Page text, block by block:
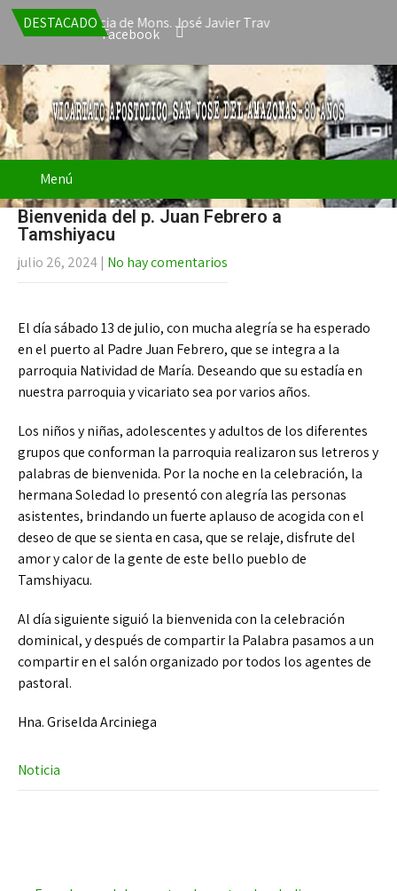
DESTACADO
la renuncia de Mons. José Javier Travieso como Vicario
Facebook
Menú
Bienvenida del p. Juan Febrero a
Tamshiyacu
julio 26, 2024 | No hay comentarios
El día sábado 13 de julio, con mucha alegría se ha esperado
en el puerto al Padre Juan Febrero, que se integra a la
parroquia Natividad de María. Deseando que su estadía en
nuestra parroquia y vicariato sea por varios años.
Los niños y niñas, adolescentes y adultos de los diferentes
grupos que conforman la parroquia realizaron sus letreros y
palabras de bienvenida. Por la noche en la celebración, la
hermana Soledad lo presentó con alegría las personas
asistentes, brindando un fuerte aplauso de acogida con el
deseo de que se sienta en casa, que se relaje, disfrute del
amor y calor de la gente de este bello pueblo de
Tamshiyacu.
Al día siguiente siguió la bienvenida con la celebración
dominical, y después de compartir la Palabra pasamos a un
compartir en el salón organizado por todos los agentes de
pastoral.
Hna. Griselda Arciniega
Noticia
Post